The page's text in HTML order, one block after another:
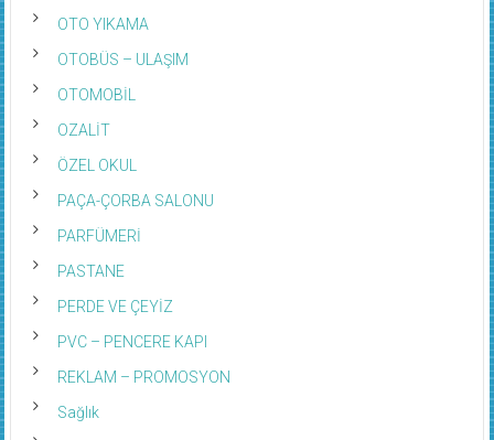
OTO YIKAMA
OTOBÜS – ULAŞIM
OTOMOBİL
OZALİT
ÖZEL OKUL
PAÇA-ÇORBA SALONU
PARFÜMERİ
PASTANE
PERDE VE ÇEYİZ
PVC – PENCERE KAPI
REKLAM – PROMOSYON
Sağlık